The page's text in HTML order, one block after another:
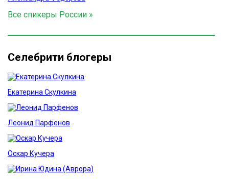
Все спикеры России »
Селебрити блогеры
Екатерина Скулкина
Леонид Парфенов
Оскар Кучера